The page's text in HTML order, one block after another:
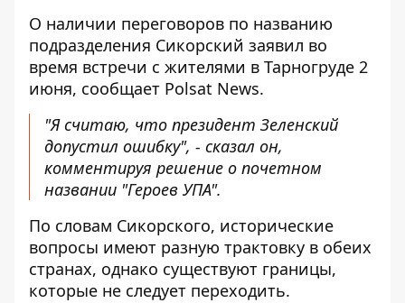
О наличии переговоров по названию
подразделения Сикорский заявил во
время встречи с жителями в Тарногруде 2
июня, сообщает Polsat News.
"Я считаю, что президент Зеленский
допустил ошибку", - сказал он,
комментируя решение о почетном
названии "Героев УПА".
По словам Сикорского, исторические
вопросы имеют разную трактовку в обеих
странах, однако существуют границы,
которые не следует переходить.